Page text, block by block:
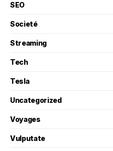
SEO
Societé
Streaming
Tech
Tesla
Uncategorized
Voyages
Vulputate